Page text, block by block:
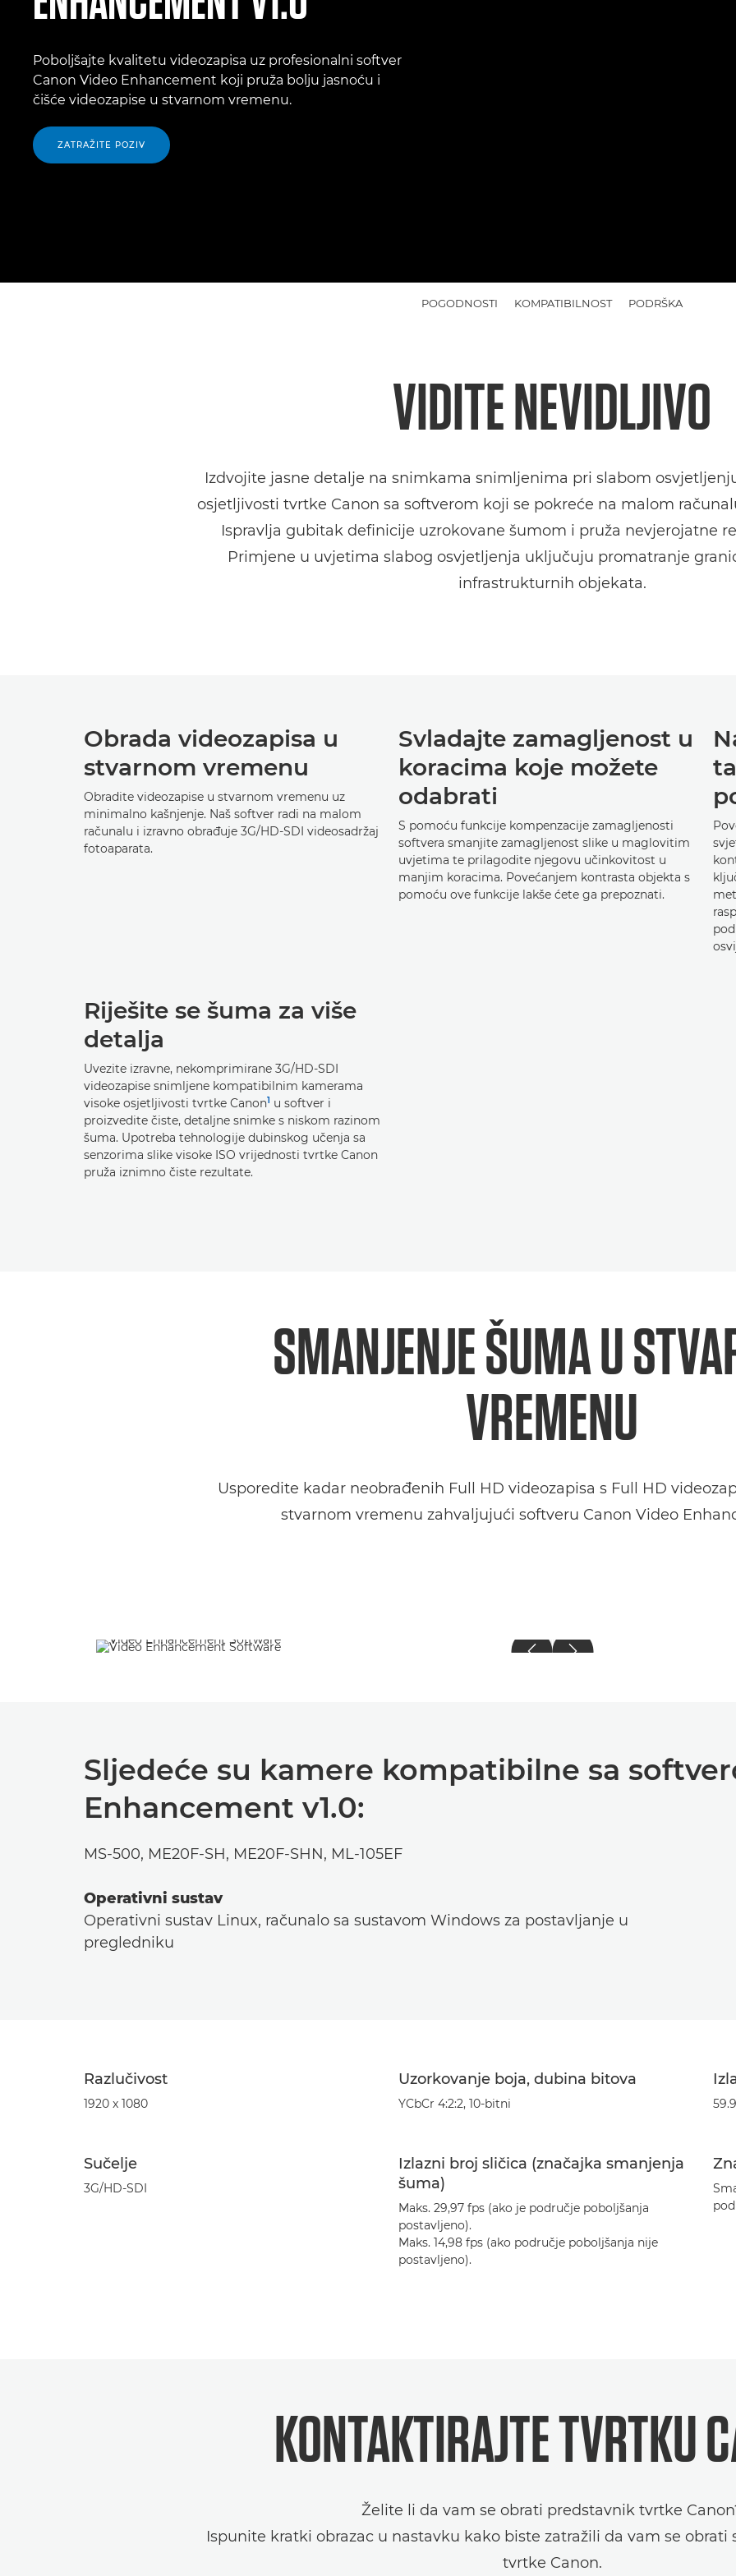
Poboljšajte kvalitetu videozapisa uz profesionalni softver
Canon Video Enhancement koji pruža bolju jasnoću i
čišće videozapise u stvarnom vremenu.
ZATRAŽITE POZIV
POGODNOSTI KOMPATIBILNOST PODRŠKA
VIDITENEVIDLJIVO
Izdvojite jasne detalje na snimkama snimljenima pri slabom
osjetljivosti tvrtke Canon sa softverom koji se pokreće na malom
Ispravlja gubitak definicije uzrokovane šumom i pruža nevjerojatne
Primjene u uvjetima slabog osvjetljenja uključuju promatranje
infrastrukturnih objekata.
Obrada videozapisa u
stvarnom vremenu
Obradite videozapise u stvarnom vremenu uz
minimalno kašnjenje. Naš softver radi na malom
računalu i izravno obrađuje 3G/HD-SDI videosadržaj
fotoaparata.
Svladajte zamagljenost u
koracima koje možete
odabrati
S pomoću funkcije kompenzacije zamagljenosti
softvera smanjite zamagljenost slike u maglovitim
uvjetima te prilagodite njegovu učinkovitost u
manjim koracima. Povećanjem kontrasta objekta s
pomoću ove funkcije lakše ćete ga prepoznati.
Riješite se šuma za više
detalja
Uvezite izravne, nekomprimirane 3G/HD-SDI
videozapise snimljene kompatibilnim kamerama
visoke osjetljivosti tvrtke Canon1 u softver i
proizvedite čiste, detaljne snimke s niskom razinom
šuma. Upotreba tehnologije dubinskog učenja sa
senzorima slike visoke ISO vrijednosti tvrtke Canon
pruža iznimno čiste rezultate.
SMANJENJE ŠUMA U
VREMENU
Usporedite kadar neobrađenih Full HD videozapisa s Full HD
stvarnom vremenu zahvaljujući softveru Canon Video
Sljedeće su kamere kompatibilne sa
Enhancement v1.0:
MS-500, ME20F-SH, ME20F-SHN, ML-105EF
Operativni sustav
Operativni sustav Linux, računalo sa sustavom Windows za postavljanje u
pregledniku
Razlučivost
1920 x 1080
Uzorkovanje boja, dubina bitova
YCbCr 4:2:2, 10-bitni
Sučelje
3G/HD-SDI
Izlazni broj sličica (značajka smanjenja
šuma)
Maks. 29,97 fps (ako je područje poboljšanja
postavljeno).
Maks. 14,98 fps (ako područje poboljšanja nije
postavljeno).
KONTAKTIRAJTE TVRTKU
Želite li da vam se obrati predstavnik tvrtke
Ispunite kratki obrazac u nastavku kako biste zatražili da vam se obrati
tvrtke Canon.